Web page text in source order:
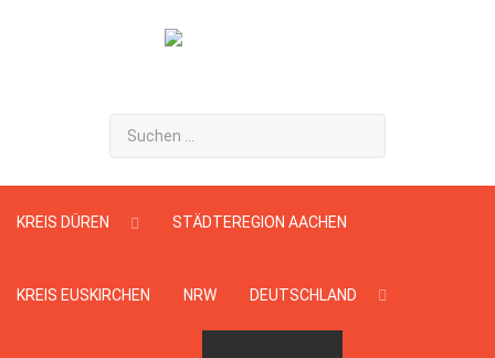
Suchen
...
KREIS DÜREN STÄDTEREGION AACHEN
KREIS EUSKIRCHEN NRW DEUTSCHLAND